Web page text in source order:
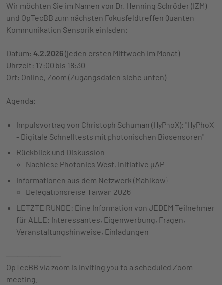
Wir möchten Sie im Namen von Dr. Henning Schröder (IZM)
und OpTecBB zum nächsten Fokusfeldtreffen Quanten
Kommunikation Sensorik einladen:
Datum: 4.2.2026(jeden ersten Mittwoch im Monat)
Uhrzeit: 17:00 bis 18:30
Ort: Online, Zoom (Zugangsdaten siehe unten)
Agenda:
Impulsvortrag von Christoph Schuman (HyPhoX): "HyPhoX
- Digitale Schnelltests mit photonischen Biosensoren"
Rückblick und Diskussion
Nachlese Photonics West, Initiative µAP
Informationen aus dem Netzwerk (Mahlkow)
Delegationsreise Taiwan 2026
LETZTE RUNDE: Eine Information von JEDEM Teilnehmer
für ALLE: Interessantes, Eigenwerbung, Fragen,
Veranstaltungshinweise, Einladungen
──────────
OpTecBB via zoom is inviting you to a scheduled Zoom
meeting.